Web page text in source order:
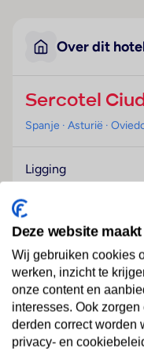
Over dit
Sercotel
Spanje · Asturië ·
Ligging
van Oviedo, slechts
historische
Camposagrado-
bereiken. Naar de
ongeveer 45
40 kilometer.
Deze website
Wij gebruiken cookies
werken, inzicht te
onze content en
interesses. Ook
derden correct worden
privacy- en